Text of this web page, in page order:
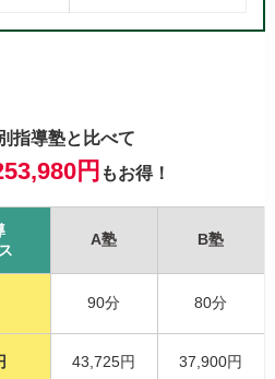
指導塾と比べて
円 もお得！
A塾 B塾
90分 80分
43,725円 37,900円